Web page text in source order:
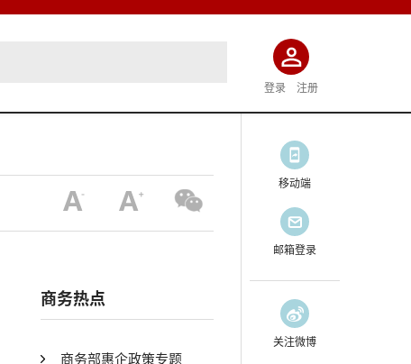
登录 注册
商务热点
商务部惠企政策专题
移动端
邮箱登录
关注微博